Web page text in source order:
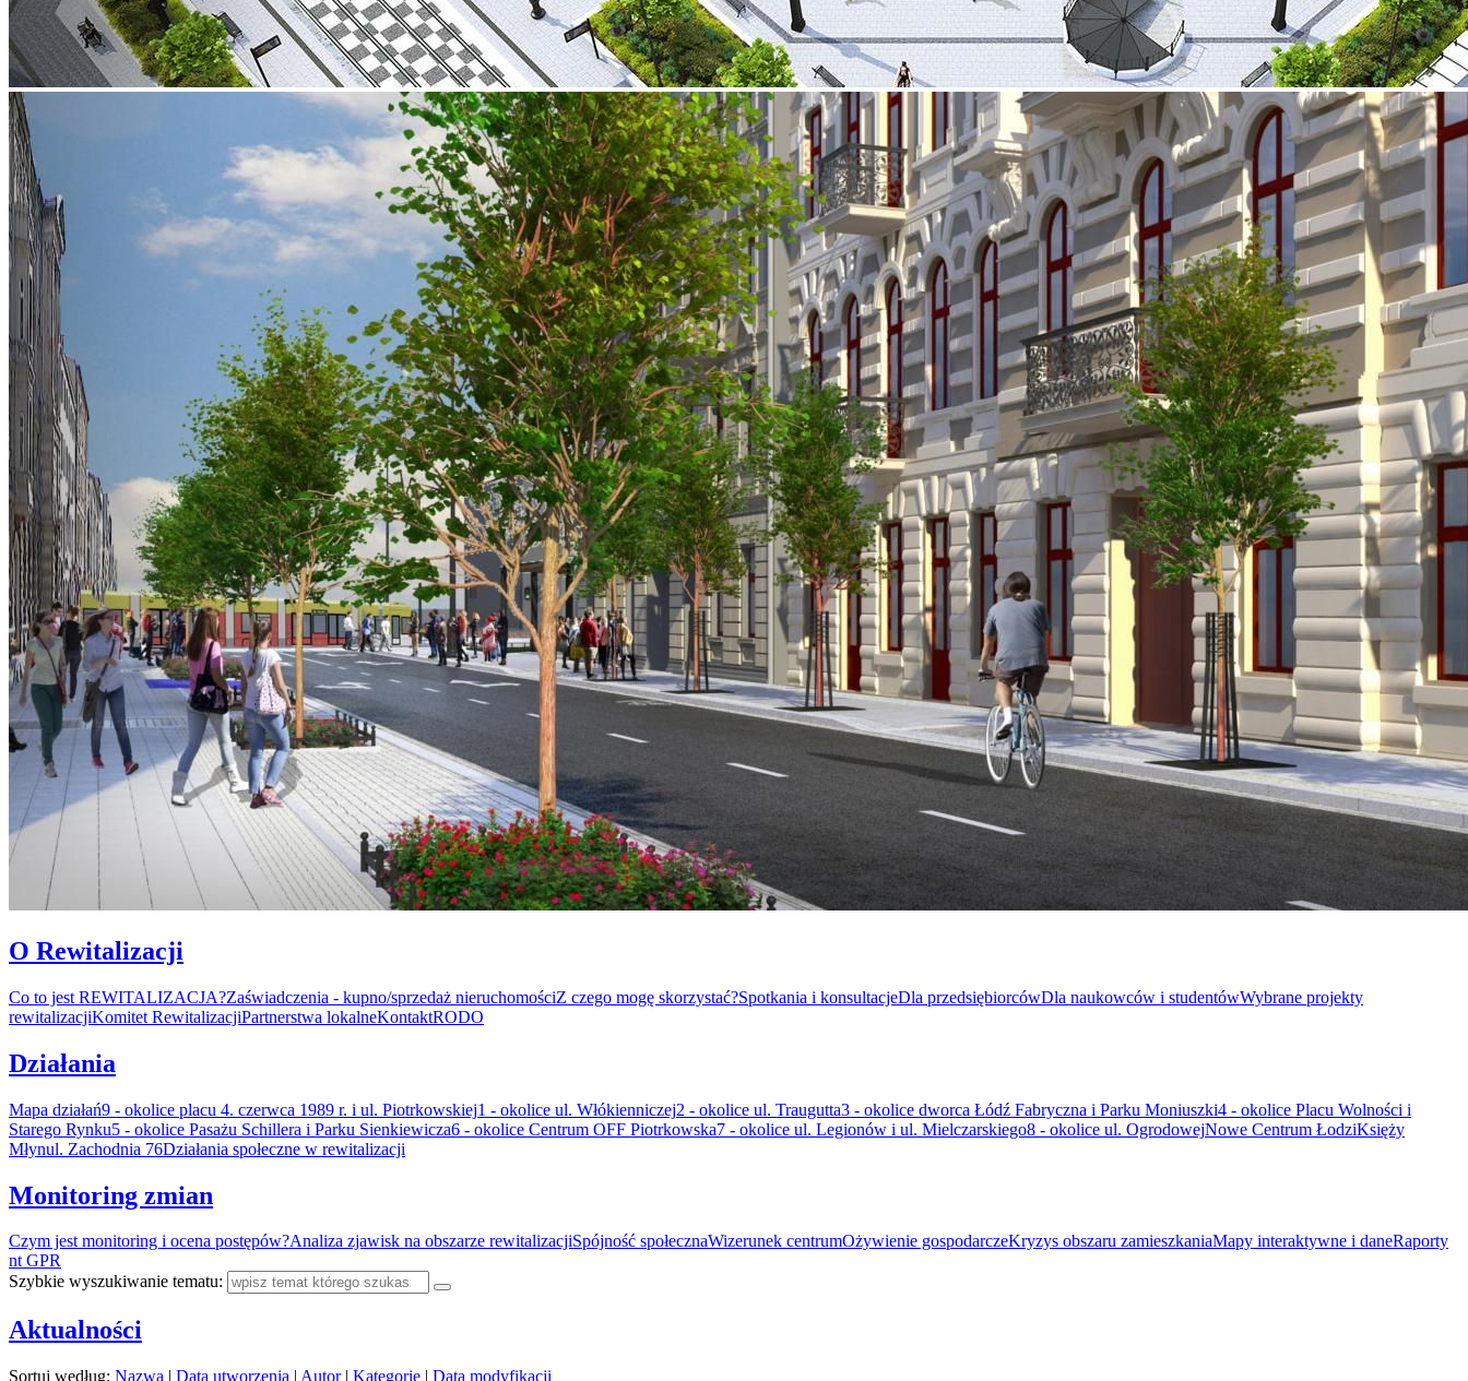
O Rewitalizacji
Co to jest REWITALIZACJA?Zaświadczenia - kupno/sprzedaż nieruchomościZ czego mogę skorzystać?Spotkania i konsultacjeDla przedsiębiorcówDla naukowców i studentówWybrane projekty
rewitalizacjiKomitet RewitalizacjiPartnerstwa lokalneKontaktRODO
Działania
Mapa działań9 - okolice placu 4. czerwca 1989 r. i ul. Piotrkowskiej1 - okolice ul. Włókienniczej2 - okolice ul. Traugutta3 - okolice dworca Łódź Fabryczna i Parku Moniuszki4 - okolice Placu Wolności i
Starego Rynku5 - okolice Pasażu Schillera i Parku Sienkiewicza6 - okolice Centrum OFF Piotrkowska7 - okolice ul. Legionów i ul. Mielczarskiego8 - okolice ul. OgrodowejNowe Centrum ŁodziKsięży
Młynul. Zachodnia 76Działania społeczne w rewitalizacji
Monitoring zmian
Czym jest monitoring i ocena postępów?Analiza zjawisk na obszarze rewitalizacjiSpójność społecznaWizerunek centrumOżywienie gospodarczeKryzys obszaru zamieszkaniaMapy interaktywne i daneRaporty
nt GPR
Szybkie wyszukiwanie tematu:
Aktualności
Sortuj według: Nazwa | Data utworzenia | Autor | Kategorie | Data modyfikacji